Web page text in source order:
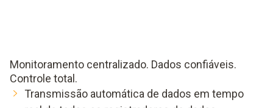
Monitoramento centralizado. Dados confiáveis.
Controle total.
Transmissão automática de dados em tempo